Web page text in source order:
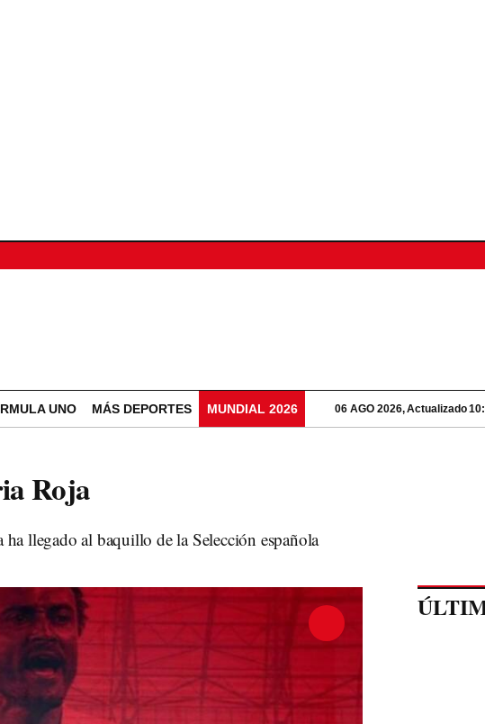
UNO MÁS DEPORTES MUNDIAL 2026 06 AGO 2026,Actualizado
Roja
llegado al baquillo de la Selección española